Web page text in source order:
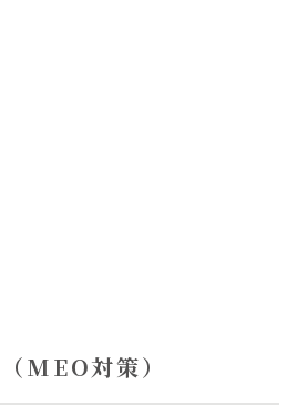
MEO対策）